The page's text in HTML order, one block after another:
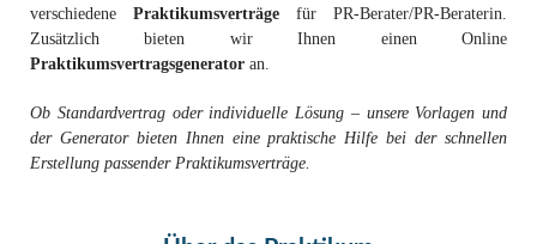
verschiedene Praktikumsverträge für PR-Berater/PR-Beraterin.
Zusätzlich bieten wir Ihnen einen Online
Praktikumsvertragsgenerator an.
Ob Standardvertrag oder individuelle Lösung – unsere Vorlagen und
der Generator bieten Ihnen eine praktische Hilfe bei der schnellen
Erstellung passender Praktikumsverträge.